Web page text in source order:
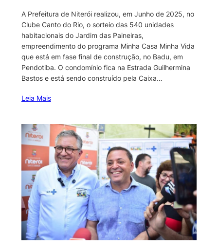
A Prefeitura de Niterói realizou, em Junho de 2025, no
Clube Canto do Rio, o sorteio das 540 unidades
habitacionais do Jardim das Paineiras,
empreendimento do programa Minha Casa Minha Vida
que está em fase final de construção, no Badu, em
Pendotiba. O condomínio fica na Estrada Guilhermina
Bastos e está sendo construído pela Caixa…
Leia Mais